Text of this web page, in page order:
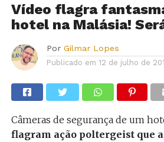
Vídeo flagra
hotel na Malásia!
Por Gilmar Lopes
Publicado em 12 de julho de
Câmeras de segurança de um
flagram ação poltergeist que